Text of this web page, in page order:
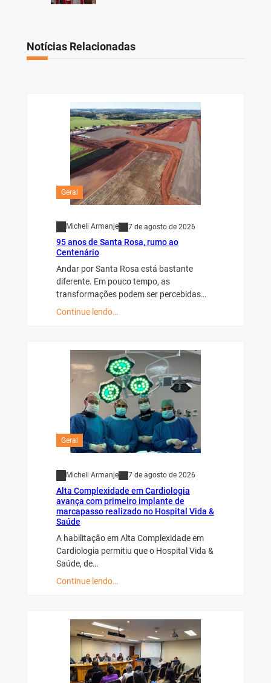
Notícias Relacionadas
Geral
Micheli Armanje 7 de agosto de 2026
95 anos de Santa Rosa, rumo ao
Centenário
Andar por Santa Rosa está bastante
diferente. Em pouco tempo, as
transformações podem ser percebidas…
Continue lendo…
Geral
Micheli Armanje 7 de agosto de 2026
Alta Complexidade em Cardiologia
avança com primeiro implante de
marcapasso realizado no Hospital Vida &
Saúde
A habilitação em Alta Complexidade em
Cardiologia permitiu que o Hospital Vida &
Saúde, de…
Continue lendo…